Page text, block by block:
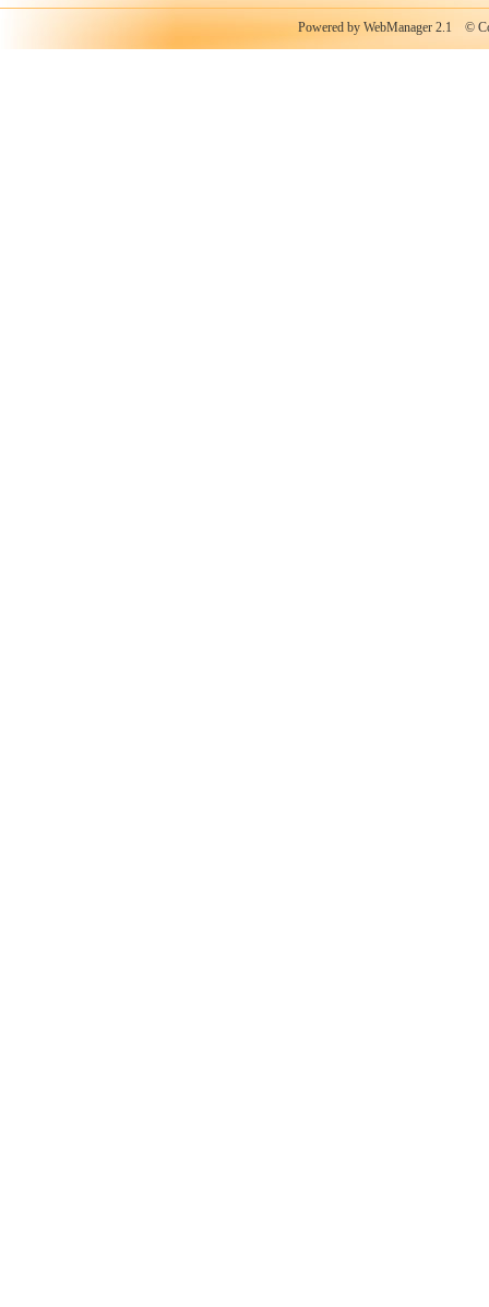
Powered by WebManager 2.1 ©